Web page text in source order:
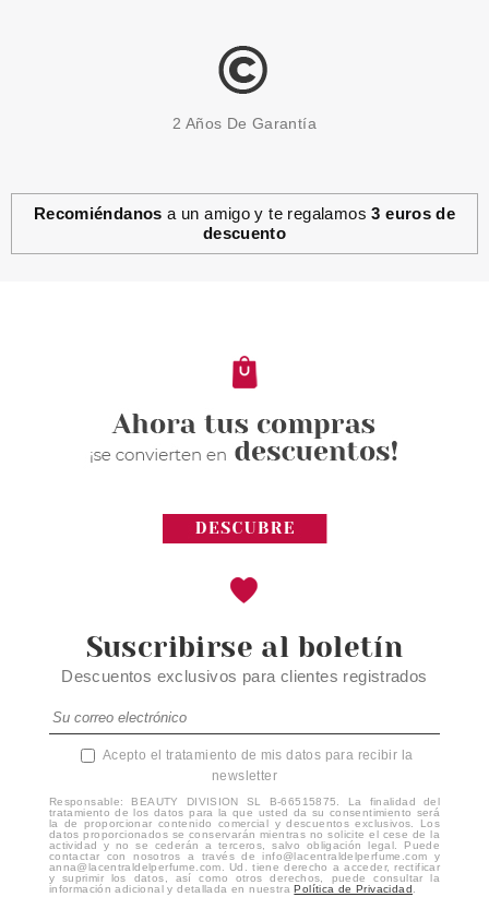
2 Años De Garantía
Recomiéndanos a un amigo y te regalamos3 euros de
descuento
Suscribirse al boletín
Descuentos exclusivos para clientes registrados
Acepto el tratamiento de mis datos para recibir la
newsletter
Responsable: BEAUTY DIVISION SL B-66515875. La finalidad del
tratamiento de los datos para la que usted da su consentimiento será
la de proporcionar contenido comercial y descuentos exclusivos. Los
datos proporcionados se conservarán mientras no solicite el cese de la
actividad y no se cederán a terceros, salvo obligación legal. Puede
contactar con nosotros a través de info@lacentraldelperfume.com y
anna@lacentraldelperfume.com. Ud. tiene derecho a acceder, rectificar
y suprimir los datos, así como otros derechos, puede consultar la
información adicional y detallada en nuestra Política de Privacidad .